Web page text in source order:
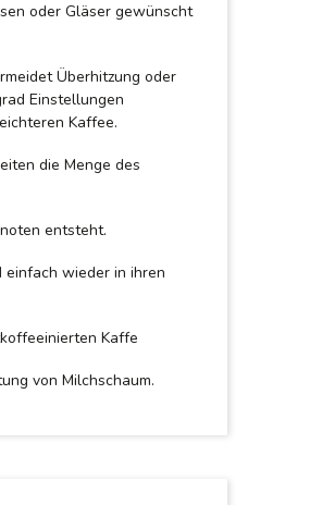
oder Gläser gewünscht
Überhitzung oder
Einstellungen
Kaffee.
die Menge des
entsteht.
einfach wieder in ihren
Kaffe
von Milchschaum.